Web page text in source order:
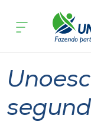
Cursos
acontece